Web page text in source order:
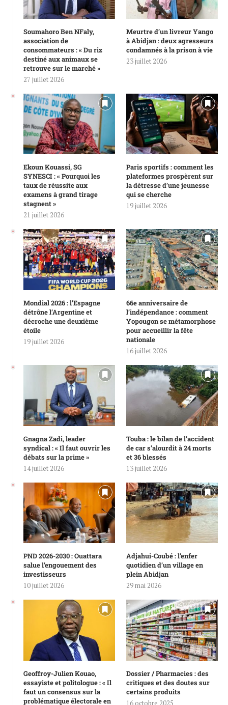
Soumahoro Ben NFaly,
association de
consommateurs : « Du riz
destiné aux animaux se
retrouve sur le marché »
27 juillet 2026
Meurtre d’un livreur Yango
à Abidjan : deux agresseurs
condamnés à la prison à vie
23 juillet 2026
Ekoun Kouassi, SG
SYNESCI : « Pourquoi les
taux de réussite aux
examens à grand tirage
stagnent »
21 juillet 2026
Paris sportifs : comment les
plateformes prospèrent sur
la détresse d’une jeunesse
qui se cherche
19 juillet 2026
Mondial 2026 : l’Espagne
détrône l’Argentine et
décroche une deuxième
étoile
19 juillet 2026
66e anniversaire de
l’indépendance : comment
Yopougon se métamorphose
pour accueillir la fête
nationale
16 juillet 2026
Gnagna Zadi, leader
syndical : « Il faut ouvrir les
débats sur la prime »
14 juillet 2026
Touba : le bilan de l’accident
de car s’alourdit à 24 morts
et 36 blessés
13 juillet 2026
PND 2026-2030 : Ouattara
salue l’engouement des
investisseurs
10 juillet 2026
Adjahui-Coubé : l’enfer
quotidien d’un village en
plein Abidjan
29 mai 2026
Geoffroy-Julien Kouao,
essayiste et politologue : « Il
faut un consensus sur la
problématique électorale en
Dossier / Pharmacies : des
critiques et des doutes sur
certains produits
16 octobre 2025